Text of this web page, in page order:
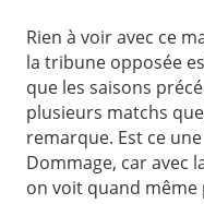
Rien à voir avec ce
la tribune opposée
que les saisons
plusieurs matchs
remarque. Est ce
Dommage, car avec
on voit quand même